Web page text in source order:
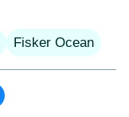
Fisker Ocean